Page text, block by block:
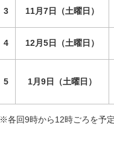
3 11月7日（土曜日）
4 12月5日（土曜日）
5 1月9日（土曜日）
※各回9時から12時ごろを予